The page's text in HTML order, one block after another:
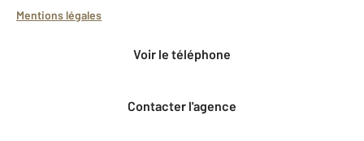
Mentions légales
Voir le téléphone
Contacter l'agence